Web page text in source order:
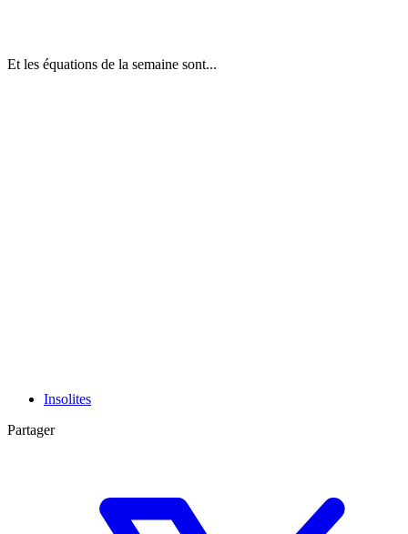
Et les équations de la semaine sont...
Insolites
Partager